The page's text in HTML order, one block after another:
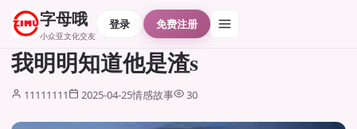
字母哦
小众亚文化交友
登录 免费注册
我明明知道他是渣s
11111111 2025-04-25情感故事 30